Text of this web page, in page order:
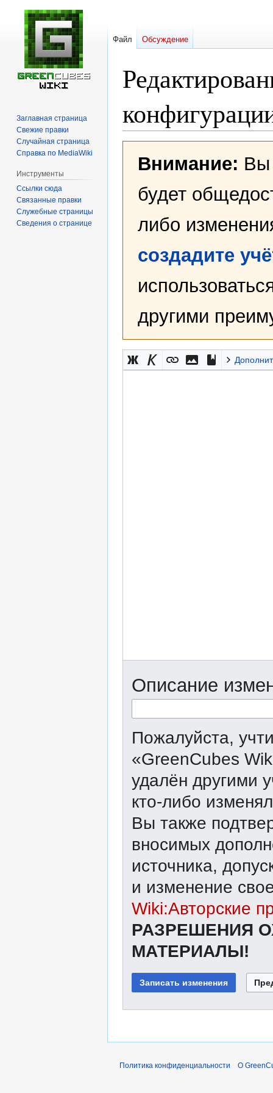
Внимание: Вы
будет
либо
создадите
другими
Описание
Пожалуйста,
«GreenCubes
удалён другими
кто-либо
Вы также
вносимых
источника,
и изменение
Wiki:Авторские
РАЗРЕШЕНИЯ
МАТЕРИАЛЫ!
Файл Обсуждение
Заглавная страница
Свежие правки
Случайная страница
Справка по MediaWiki
Инструменты
Ссылки сюда
Связанные правки
Служебные страницы
Сведения о странице
Политика конфиденциальности О